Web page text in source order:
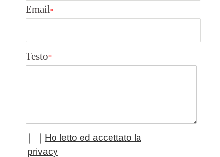
Email*
Testo*
Ho letto ed accettato la
privacy